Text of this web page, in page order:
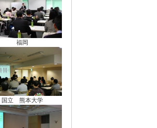
福岡
国立 熊本大学